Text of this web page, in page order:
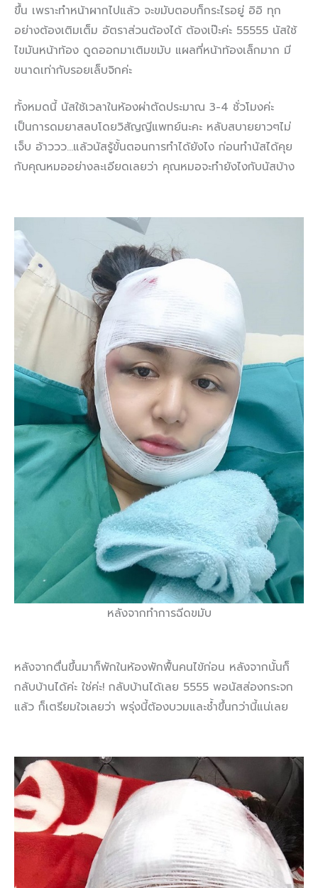
ขึ้น เพราะทำหน้าผากไปแล้ว จะขมับตอบก็กระไรอยู่ อิอิ ทุก
อย่างต้องเติมเต็ม อัตราส่วนต้องได้ ต้องเป๊ะค่ะ 55555 นัสใช้
ไขมันหน้าท้อง ดูดออกมาเติมขมับ แผลที่หน้าท้องเล็กมาก มี
ขนาดเท่ากับรอยเล็บจิกค่ะ
ทั้งหมดนี้ นัสใช้เวลาในห้องผ่าตัดประมาณ 3-4 ชั่วโมงค่ะ
เป็นการดมยาสลบโดยวิสัญญีแพทย์นะคะ หลับสบายยาวๆไม่
เจ็บ อ้าววว…แล้วนัสรู้ขั้นตอนการทำได้ยังไง ก่อนทำนัสได้คุย
กับคุณหมออย่างละเอียดเลยว่า คุณหมอจะทำยังไงกับนัสบ้าง
หลังจากทำการฉีดขมับ
หลังจากตื่นขึ้นมาก็พักในห้องพักฟื้นคนไข้ก่อน หลังจากนั้นก็
กลับบ้านได้ค่ะ ใช่ค่ะ! กลับบ้านได้เลย 5555 พอนัสส่องกระจก
แล้ว ก็เตรียมใจเลยว่า พรุ่งนี้ต้องบวมและช้ำขึ้นกว่านี้แน่เลย